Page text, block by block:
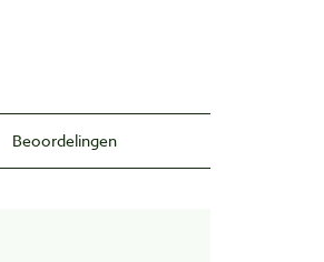
Beoordelingen